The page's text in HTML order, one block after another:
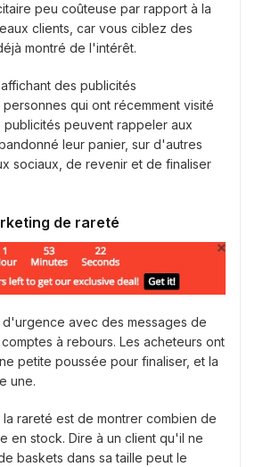
peu coûteuse par rapport à la
clients, car vous ciblez des
montré de l'intérêt.
des publicités
qui ont récemment visité
publicités peuvent rappeler aux
leur panier, sur d'autres
sociaux, de revenir et de finaliser
de rareté
d'urgence avec des messages de
à rebours. Les acheteurs ont
petite poussée pour finaliser, et la
une.
rareté est de montrer combien de
en stock. Dire à un client qu'il ne
baskets dans sa taille peut le